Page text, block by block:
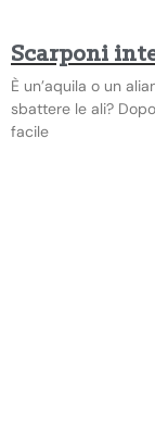
Scarponi
È un’aquila o un
sbattere le ali?
facile